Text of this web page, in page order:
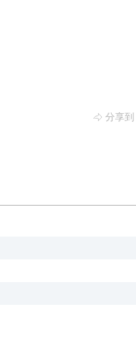
分享到